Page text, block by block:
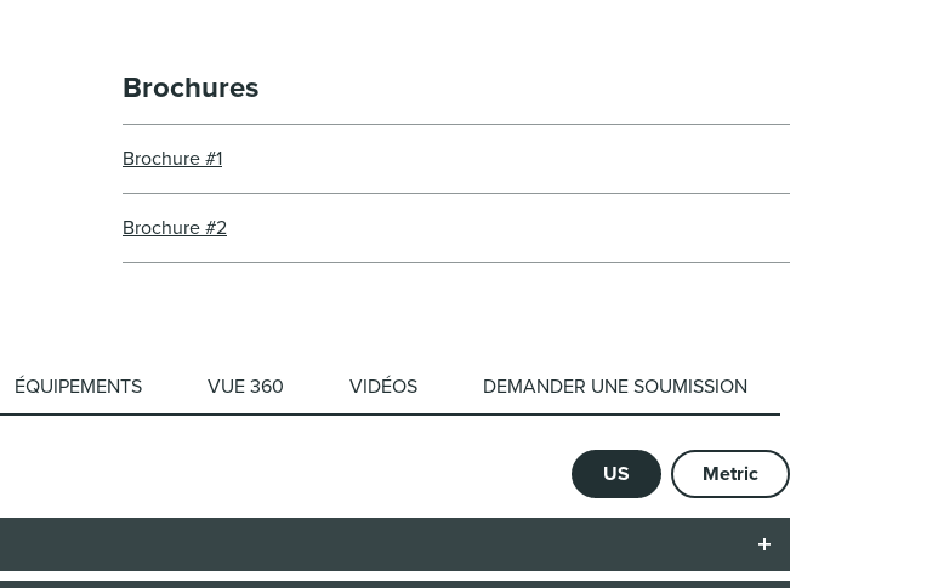
Brochures
Brochure #1
Brochure #2
ÉQUIPEMENTS VUE 360 VIDÉOS DEMANDER UNE SOUMISSION
US Metric